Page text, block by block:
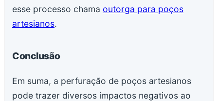
esse processo chama outorga para poços
artesianos.
Conclusão
Em suma, a perfuração de poços artesianos
pode trazer diversos impactos negativos ao